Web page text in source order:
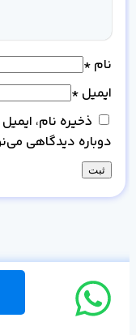
نام *
ایمیل *
ذخیره نام،
دوباره دیدگاهی